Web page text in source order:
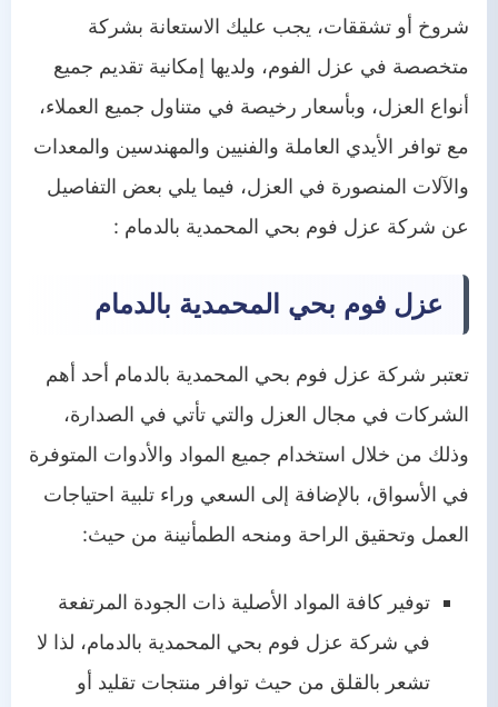
شروخ أو تشققات، يجب عليك الاستعانة بشركة
متخصصة في عزل الفوم، ولديها إمكانية تقديم جميع
أنواع العزل، وبأسعار رخيصة في متناول جميع العملاء،
مع توافر الأيدي العاملة والفنيين والمهندسين والمعدات
والآلات المنصورة في العزل، فيما يلي بعض التفاصيل
عن شركة عزل فوم بحي المحمدية بالدمام :
عزل فوم بحي المحمدية بالدمام
تعتبر شركة عزل فوم بحي المحمدية بالدمام أحد أهم
الشركات في مجال العزل والتي تأتي في الصدارة،
وذلك من خلال استخدام جميع المواد والأدوات المتوفرة
في الأسواق، بالإضافة إلى السعي وراء تلبية احتياجات
العمل وتحقيق الراحة ومنحه الطمأنينة من حيث:
توفير كافة المواد الأصلية ذات الجودة المرتفعة
في شركة عزل فوم بحي المحمدية بالدمام، لذا لا
تشعر بالقلق من حيث توافر منتجات تقليد أو